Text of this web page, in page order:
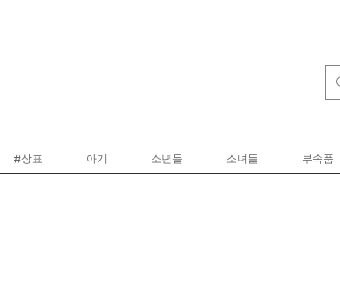
#상표 아기 소년들 소녀들 부속품